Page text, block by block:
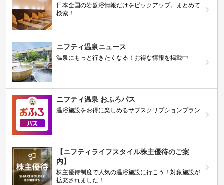
日本全国の岩盤浴情報だけをピックアップ。まとめて
検索！
ニフティ温泉ニュース
温泉にもっと行きたくなる！お得な情報を掲載中
ニフティ温泉 おふろパス
温浴施設をお得に楽しめるサブスクリプションプラン
【ニフティライフスタイル株主優待のご案
内】
株主優待制度で人気の温浴施設に行こう！対象施設が
拡充されました！